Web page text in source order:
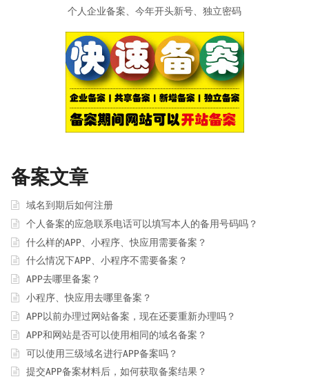
个人企业备案、今年开头新号、独立密码
备案文章
域名到期后如何注册
个人备案的应急联系电话可以填写本人的备用号码吗？
什么样的APP、小程序、快应用需要备案？
什么情况下APP、小程序不需要备案？
APP去哪里备案？
小程序、快应用去哪里备案？
APP以前办理过网站备案，现在还要重新办理吗？
APP和网站是否可以使用相同的域名备案？
可以使用三级域名进行APP备案吗？
提交APP备案材料后，如何获取备案结果？